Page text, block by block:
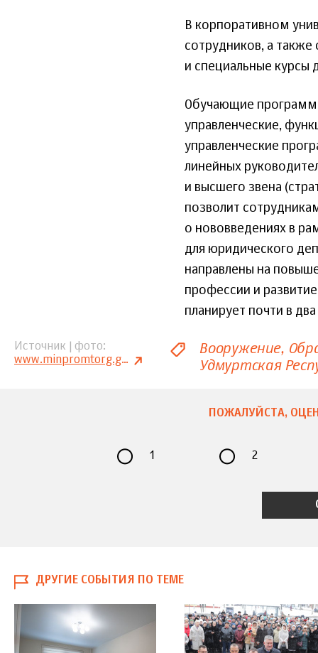
В корпоративном
сотрудников, а
и специальные курсы
Обучающие
управленческие,
управленческие
линейных
и высшего звена
позволит
о нововведениях в
для юридического
направлены на
профессии и
планирует почти в
Источник | фото
www.minpromtorg.gov.ru
Вооружение
Удмуртская
ПОЖАЛУЙСТА,
1 2
ДРУГИЕ СОБЫТИЯ ПО ТЕМЕ